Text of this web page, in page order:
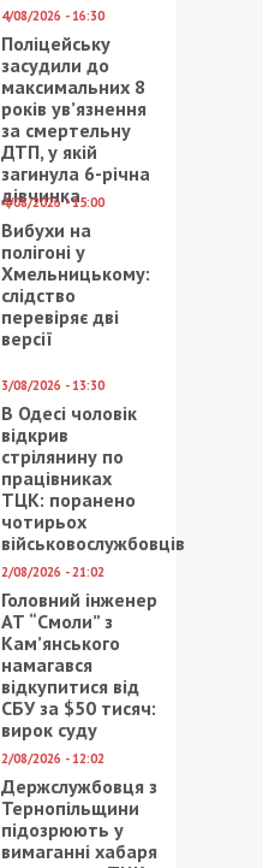
4/08/2026 - 16:30
Поліцейську
засудили до
максимальних 8
років ув’язнення
за смертельну
ДТП, у якій
загинула 6-річна
дівчинка
4/08/2026 - 15:00
Вибухи на
полігоні у
Хмельницькому:
слідство
перевіряє дві
версії
3/08/2026 - 13:30
В Одесі чоловік
відкрив
стрілянину по
працівниках
ТЦК: поранено
чотирьох
військовослужбовців
2/08/2026 - 21:02
Головний інженер
АТ “Смоли” з
Кам’янського
намагався
відкупитися від
СБУ за $50 тисяч:
вирок суду
2/08/2026 - 12:02
Держслужбовця з
Тернопільщини
підозрюють у
вимаганні хабаря